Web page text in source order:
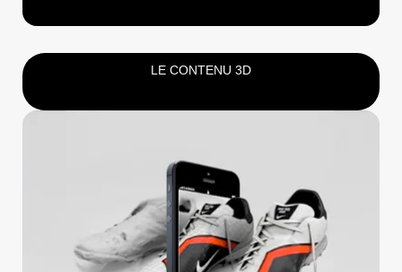
LE CONTENU 3D